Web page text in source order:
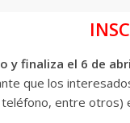
y finaliza el 6 de
que los
entre otros)